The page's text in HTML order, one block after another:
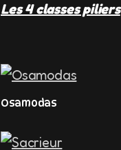
Les 4 classes piliers
Osamodas